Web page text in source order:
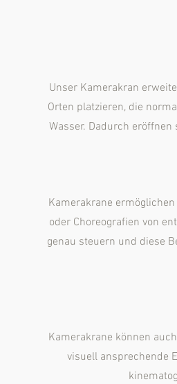
Unser Kamerakran
Orten platzieren, die
Wasser. Dadurch
Kamerakrane
oder Choreografien von
genau steuern und diese
Kamerakrane können
visuell ansprechende